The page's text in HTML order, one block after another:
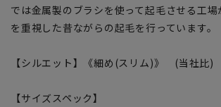
では金属製のブラシを使って起毛させる工
を重視した昔ながらの起毛を行っています。
【シルエット】《細め(スリム)》 (当社比)
【サイズスペック】